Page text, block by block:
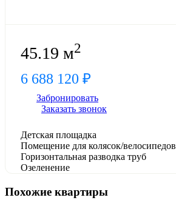
45.19 м2
6 688 120 ₽
Забронировать
Заказать звонок
Детская площадка
Помещение для колясок/велосипедов
Горизонтальная разводка труб
Озеленение
Похожие квартиры